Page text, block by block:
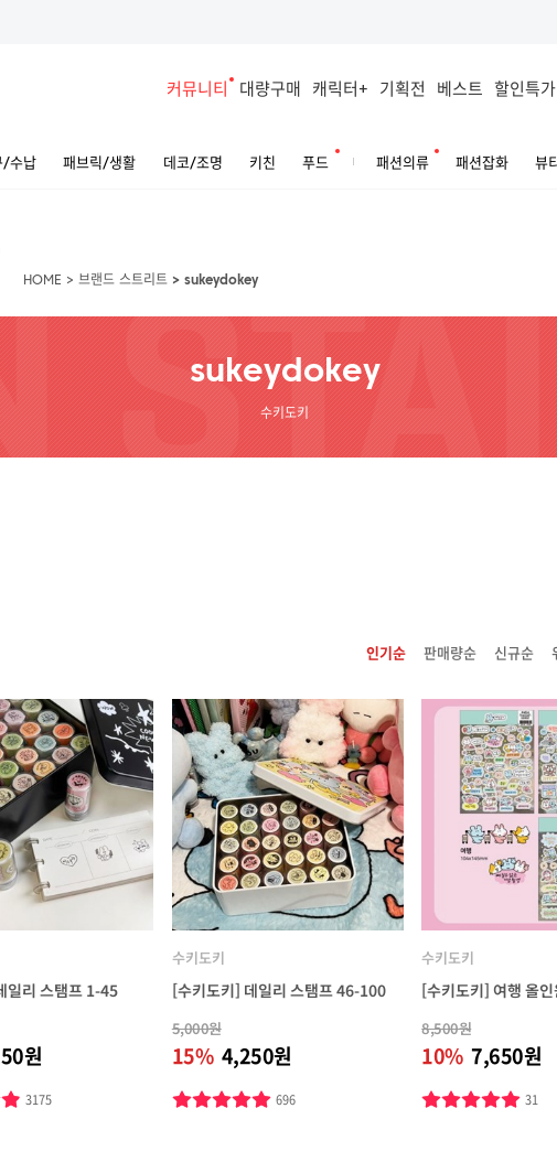
커뮤니티 대량구매 캐릭터+ 기획전 베스트 할인특가
/수납 패브릭/생활 데코/조명 키친 푸드 패션의류 패션잡화 뷰티
HOME > 브랜드 스트리트 > sukeydokey
sukeydokey
수키도키
인기순 판매량순 신규순
일리 스탬프 1-45
원
3175
수키도키
[수키도키] 데일리 스탬프 46-100
5,000원
15% 4,250원
696
수키도키
[수키도키] 여행 올인
8,500원
10% 7,650원
31